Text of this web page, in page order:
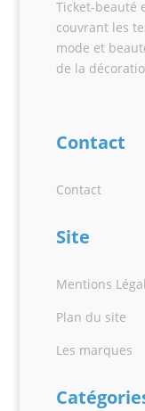
Ticket-beauté
couvrant les
mode et
de la
Contact
Contact
Site
Mentions
Plan du site
Les marques